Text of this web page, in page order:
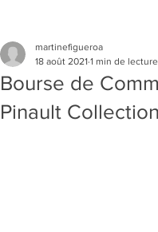
Bourse de
Pinault Collection
martinefigueroa
18 août 2021 1 min de lecture